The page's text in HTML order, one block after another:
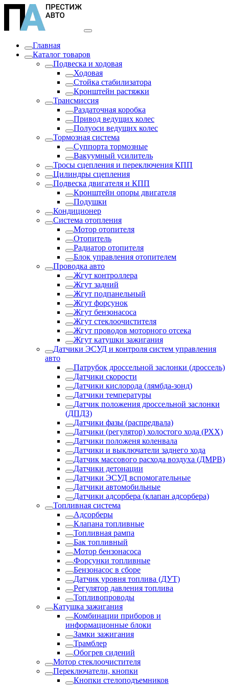
Главная
Каталог товаров
Подвеска и ходовая
Ходовая
Стойка стабилизатора
Кронштейн растяжки
Трансмиссия
Раздаточная коробка
Привод ведущих колес
Полуоси ведущих колес
Тормозная система
Суппорта тормозные
Вакуумный усилитель
Тросы сцепления и переключения КПП
Цилиндры сцепления
Подвеска двигателя и КПП
Кронштейн опоры двигателя
Подушки
Кондиционер
Система отопления
Мотор отопителя
Отопитель
Радиатор отопителя
Блок управления отопителем
Проводка авто
Жгут контроллера
Жгут задний
Жгут подпанельный
Жгут форсунок
Жгут бензонасоса
Жгут стеклоочистителя
Жгут проводов моторного отсека
Жгут катушки зажигания
Датчики ЭСУД и контроля систем управления
авто
Патрубок дроссельной заслонки (дроссель)
Датчики скорости
Датчики кислорода (лямбда-зонд)
Датчики температуры
Датчик положения дроссельной заслонки
(ДПДЗ)
Датчики фазы (распредвала)
Датчики (регулятор) холостого хода (РХХ)
Датчики положеня коленвала
Датчики и выключатели заднего хода
Датчик массового расхода воздуха (ДМРВ)
Датчики детонации
Датчики ЭСУД вспомогательные
Датчики автомобильные
Датчики адсорбера (клапан адсорбера)
Топливная система
Адсорберы
Клапана топливные
Топливная рампа
Бак топливный
Мотор бензонасоса
Форсунки топливные
Бензонасос в сборе
Датчик уровня топлива (ДУТ)
Регулятор давления топлива
Топливопроводы
Катушка зажигания
Комбинации приборов и
информационные блоки
Замки зажигания
Трамблер
Обогрев сидений
Мотор стеклоочистителя
Переключатели, кнопки
Кнопки стелоподъемников